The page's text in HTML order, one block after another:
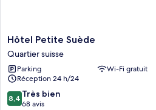
Hôtel
Petite
Suède
Quartier
suisse
Hôtel Petite Suède
Quartier suisse
Parking
Wi-Fi gratuit
Réception 24 h/24
8.4
sur
8,4 Très bien
68 avis